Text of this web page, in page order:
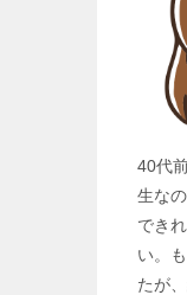
40代
生な
でき
い。
たが